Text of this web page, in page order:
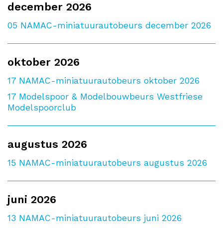
december 2026
05 NAMAC-miniatuurautobeurs december 2026
oktober 2026
17 NAMAC-miniatuurautobeurs oktober 2026
17 Modelspoor & Modelbouwbeurs Westfriese
Modelspoorclub
augustus 2026
15 NAMAC-miniatuurautobeurs augustus 2026
juni 2026
13 NAMAC-miniatuurautobeurs juni 2026